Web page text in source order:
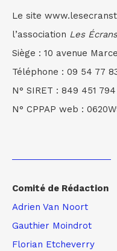
Le site
l’association Les
Siège : 10 avenue
Téléphone : 09 54 77
N° SIRET : 849 451
N° CPPAP web :
Comité de Rédaction
Adrien Van Noort
Gauthier Moindrot
Florian Etcheverry